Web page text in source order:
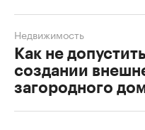
Как не
создании
загородного
Недвижимость